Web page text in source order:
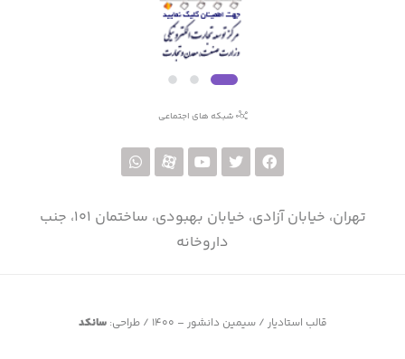
شبکه های اجتماعی
تهران، خیابان آزادی، خیابان بهبودی، ساختمان 101، جنب
داروخانه
قالب استادیار / سیمین دانشور – ۱۴۰۰ / طراحی: سانکد